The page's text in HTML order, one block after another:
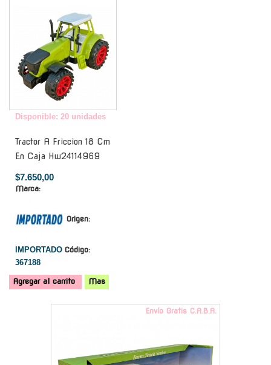
Disponible: 20 unidades
Tractor A Friccion 18 Cm
En Caja Hw24114969
$7.650,00
Marca:
Origen:
IMPORTADO Código:
367188
Agregar al carrito Mas
Envío Gratis C.A.B.A.